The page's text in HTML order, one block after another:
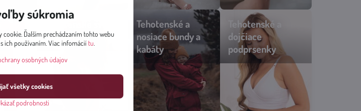
Tehotenské svetre
a mikiny
Tehotenské a
nosiace bundy a
kabáty
Tehotenské a
dojčiace
podprsenky
súkromia
cookie. Ďalším prechádzaním tohto webu
ich používaním. Viac infomáciítu.
osobných údajov
podrobnosti
všetky cookies